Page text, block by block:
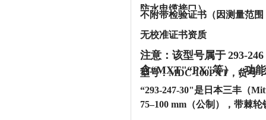
防水电缆接口）
不附带检验证书‌（因测量范围
‌无校准证书资质‌
注意：该型号属于 ‌293-
含“MXT"“PX"等），功
型号：MDC-100PXT，货号
“293-247-30"是日本三丰（
75–100 mm（公制），带棘